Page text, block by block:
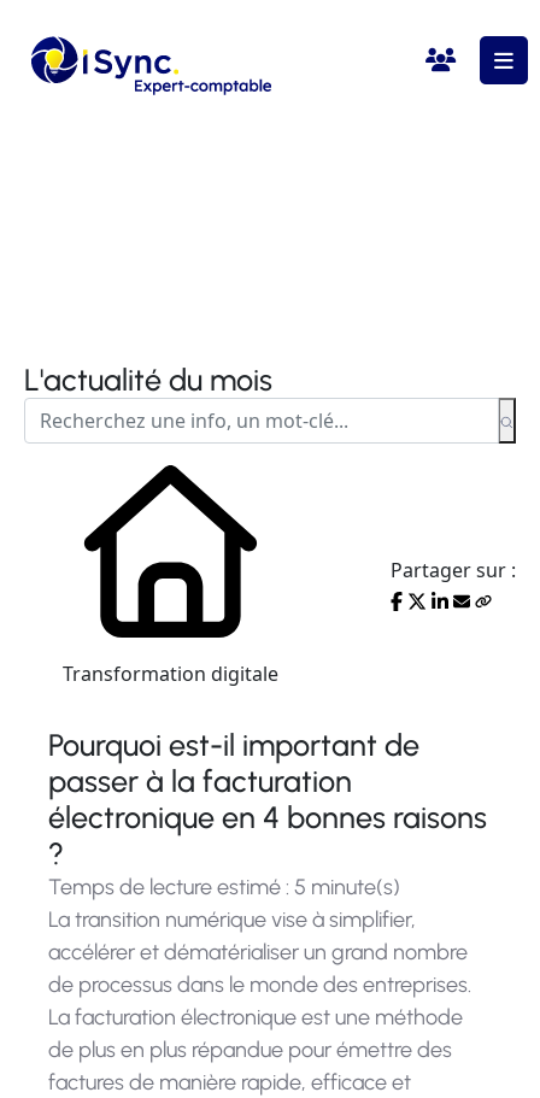
L'actualité du mois
Transformation digitale
Partager sur :
Pourquoi est-il important de
passer à la facturation
électronique en 4 bonnes raisons
?
Temps de lecture estimé : 5 minute(s)
La transition numérique vise à simplifier,
accélérer et dématérialiser un grand nombre
de processus dans le monde des entreprises.
La facturation électronique est une méthode
de plus en plus répandue pour émettre des
factures de manière rapide, efficace et